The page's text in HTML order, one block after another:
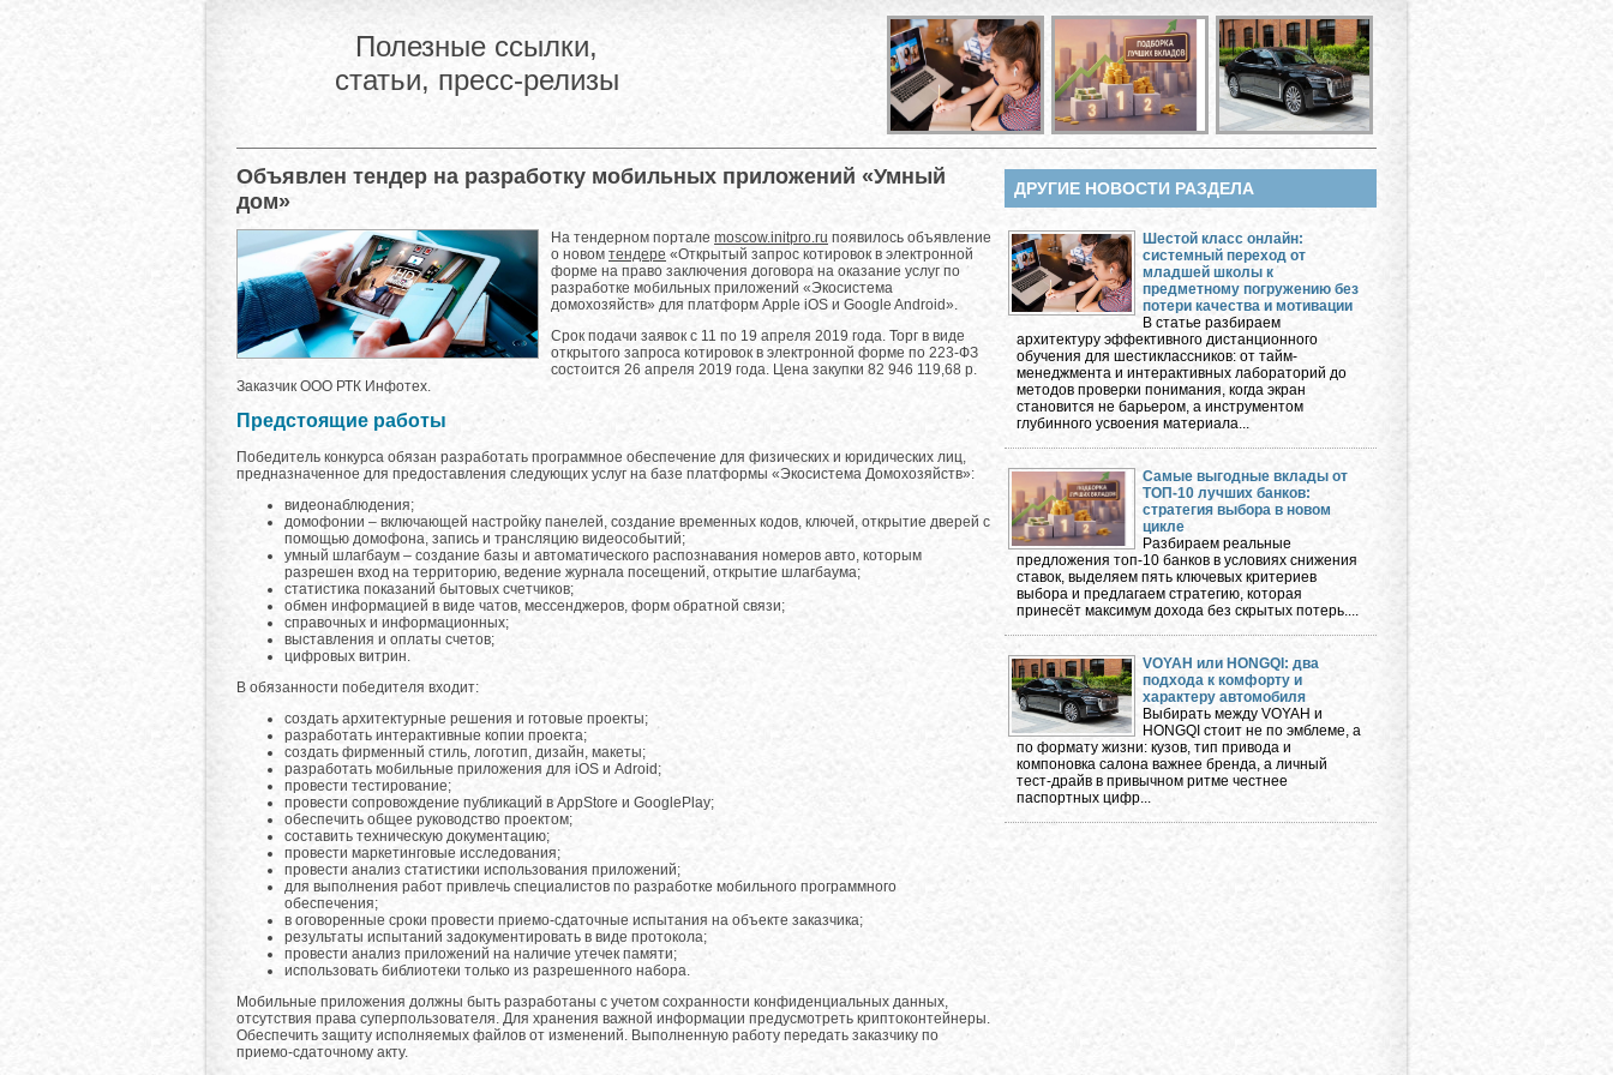
Полезные ссылки,
статьи, пресс-релизы
Объявлен тендер на разработку мобильных приложений «Умный
дом»
На тендерном портале moscow.initpro.ru появилось объявление
о новом тендере «Открытый запрос котировок в электронной
форме на право заключения договора на оказание услуг по
разработке мобильных приложений «Экосистема
домохозяйств» для платформ Apple iOS и Google Android».
Срок подачи заявок с 11 по 19 апреля 2019 года. Торг в виде
открытого запроса котировок в электронной форме по 223-ФЗ
состоится 26 апреля 2019 года. Цена закупки 82 946 119,68 р.
Заказчик ООО РТК Инфотех.
Предстоящие работы
Победитель конкурса обязан разработать программное обеспечение для физических и юридических лиц,
предназначенное для предоставления следующих услуг на базе платформы «Экосистема Домохозяйств»:
видеонаблюдения;
домофонии – включающей настройку панелей, создание временных кодов, ключей, открытие дверей с
помощью домофона, запись и трансляцию видеособытий;
умный шлагбаум – создание базы и автоматического распознавания номеров авто, которым
разрешен вход на территорию, ведение журнала посещений, открытие шлагбаума;
статистика показаний бытовых счетчиков;
обмен информацией в виде чатов, мессенджеров, форм обратной связи;
справочных и информационных;
выставления и оплаты счетов;
цифровых витрин.
В обязанности победителя входит:
создать архитектурные решения и готовые проекты;
разработать интерактивные копии проекта;
создать фирменный стиль, логотип, дизайн, макеты;
разработать мобильные приложения для iOS и Adroid;
провести тестирование;
провести сопровождение публикаций в AppStore и GooglePlay;
обеспечить общее руководство проектом;
составить техническую документацию;
провести маркетинговые исследования;
провести анализ статистики использования приложений;
для выполнения работ привлечь специалистов по разработке мобильного программного
обеспечения;
в оговоренные сроки провести приемо-сдаточные испытания на объекте заказчика;
результаты испытаний задокументировать в виде протокола;
провести анализ приложений на наличие утечек памяти;
использовать библиотеки только из разрешенного набора.
Мобильные приложения должны быть разработаны с учетом сохранности конфиденциальных данных,
отсутствия права суперпользователя. Для хранения важной информации предусмотреть криптоконтейнеры.
Обеспечить защиту исполняемых файлов от изменений. Выполненную работу передать заказчику по
приемо-сдаточному акту.
ДРУГИЕ НОВОСТИ РАЗДЕЛА
Шестой класс онлайн:
системный переход от
младшей школы к
предметному погружению без
потери качества и мотивации
В статье разбираем
архитектуру эффективного дистанционного
обучения для шестиклассников: от тайм-
менеджмента и интерактивных лабораторий до
методов проверки понимания, когда экран
становится не барьером, а инструментом
глубинного усвоения материала...
Самые выгодные вклады от
ТОП-10 лучших банков:
стратегия выбора в новом
цикле
Разбираем реальные
предложения топ-10 банков в условиях снижения
ставок, выделяем пять ключевых критериев
выбора и предлагаем стратегию, которая
принесёт максимум дохода без скрытых потерь....
VOYAH или HONGQI: два
подхода к комфорту и
характеру автомобиля
Выбирать между VOYAH и
HONGQI стоит не по эмблеме, а
по формату жизни: кузов, тип привода и
компоновка салона важнее бренда, а личный
тест-драйв в привычном ритме честнее
паспортных цифр...